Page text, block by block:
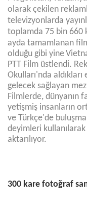
olarak çekilen
televizyonlarda
toplamda 75 bin 660
ayda tamamlanan
olduğu gibi yine
PTT Film üstlendi.
Okulları'nda
gelecek sağlayan
Filmlerde, dünyanın
yetişmiş insanların
ve Türkçe'de
deyimleri
aktarılıyor.
300 kare fotoğraf